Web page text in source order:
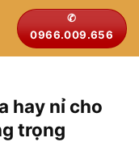
✆
0966.009.656
hay nỉ cho
trọng